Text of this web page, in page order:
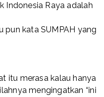
Indonesia Raya adalah
kata SUMPAH yang
itu merasa kalau hanya
mengingatkan “ini